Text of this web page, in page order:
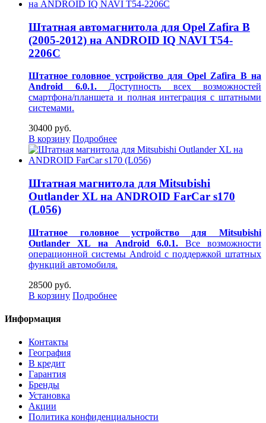
Штатная автомагнитола для Opel Zafira B
(2005-2012) на ANDROID IQ NAVI T54-
2206C
Штатное головное устройство для Opel Zafira B на
Android 6.0.1. Доступность всех возможностей
смартфона/планшета и полная интеграция с штатными
системами.
30400 руб.
В корзину Подробнее
Штатная магнитола для Mitsubishi
Outlander XL на ANDROID FarCar s170
(L056)
Штатное головное устройство для Mitsubishi
Outlander XL на Android 6.0.1. Все возможности
операционной системы Android с поддержкой штатных
функций автомобиля.
28500 руб.
В корзину Подробнее
Информация
Контакты
География
В кредит
Гарантия
Бренды
Установка
Акции
Политика конфиденциальности